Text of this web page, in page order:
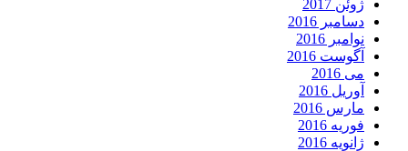
ژوئن 2017
دسامبر 2016
نوامبر 2016
آگوست 2016
می 2016
آوریل 2016
مارس 2016
فوریه 2016
ژانویه 2016